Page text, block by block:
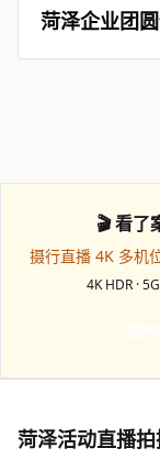
菏泽企业团
🎬 看了
摄行直播 4K 多机
4K HDR ·
菏泽活动直播